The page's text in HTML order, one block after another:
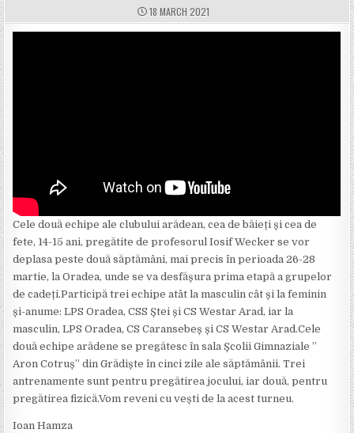
PUBLISHED
DATE:
18 MARCH 2021
Cele două echipe ale clubului arădean, cea de băieți și cea de
fete, 14-15 ani, pregătite de profesorul Iosif Wecker se vor
deplasa peste două săptămâni, mai precis în perioada 26-28
martie, la Oradea, unde se va desfășura prima etapă a grupelor
de cadeți.Participă trei echipe atât la masculin cât și la feminin
și-anume: LPS Oradea, CSS Ștei și CS Westar Arad, iar la
masculin, LPS Oradea, CS Caransebeș și CS Westar Arad.Cele
două echipe arădene se pregătesc în sala Școlii Gimnaziale ”
Aron Cotruș” din Grădiște în cinci zile ale săptămânii. Trei
antrenamente sunt pentru pregătirea jocului, iar două, pentru
pregătirea fizică.Vom reveni cu vești de la acest turneu.
Ioan Hamza